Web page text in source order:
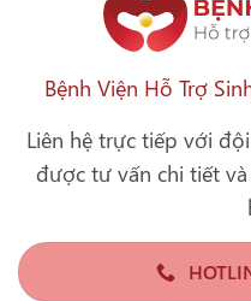
Bệnh Viện Hỗ Trợ
Liên hệ trực tiếp với
được tư vấn chi tiết